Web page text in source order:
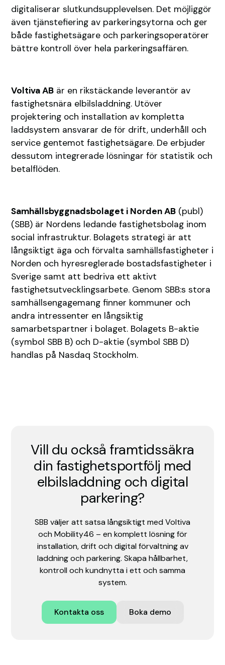
digitaliserar slutkundsupplevelsen. Det möjliggör
även tjänstefiering av parkeringsytorna och ger
både fastighetsägare och parkeringsoperatörer
bättre kontroll över hela parkeringsaffären.
Voltiva AB är en rikstäckande leverantör av
fastighetsnära elbilsladdning. Utöver
projektering och installation av kompletta
laddsystem ansvarar de för drift, underhåll och
service gentemot fastighetsägare. De erbjuder
dessutom integrerade lösningar för statistik och
betalflöden.
Samhällsbyggnadsbolaget i Norden AB (publ)
(SBB) är Nordens ledande fastighetsbolag inom
social infrastruktur. Bolagets strategi är att
långsiktigt äga och förvalta samhällsfastigheter i
Norden och hyresreglerade bostadsfastigheter i
Sverige samt att bedriva ett aktivt
fastighetsutvecklingsarbete. Genom SBB:s stora
samhällsengagemang finner kommuner och
andra intressenter en långsiktig
samarbetspartner i bolaget. Bolagets B-aktie
(symbol SBB B) och D-aktie (symbol SBB D)
handlas på Nasdaq Stockholm.
Vill du också framtidssäkra
din fastighetsportfölj med
elbilsladdning och digital
parkering?
SBB väljer att satsa långsiktigt med Voltiva
och Mobility46 – en komplett lösning för
installation, drift och digital förvaltning av
laddning och parkering. Skapa hållbarhet,
kontroll och kundnytta i ett och samma
system.
Kontakta oss Boka demo